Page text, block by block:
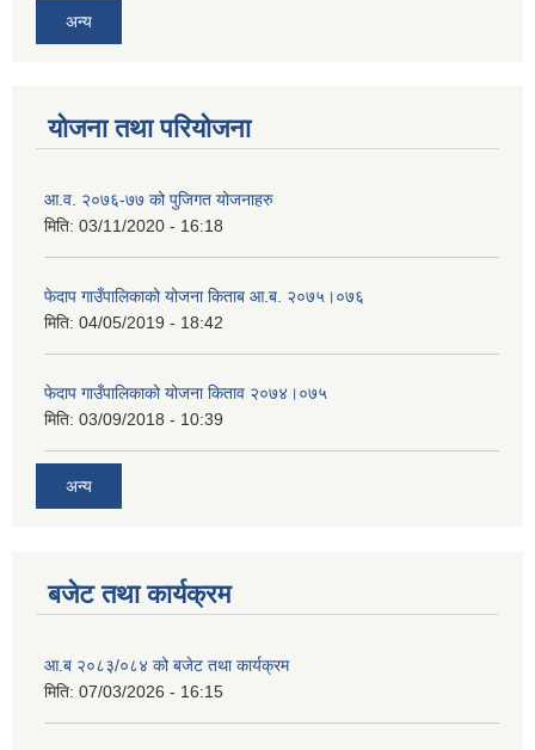
अन्य
योजना तथा परियोजना
आ.व. २०७६-७७ को पुजिगत योजनाहरु
मिति: 03/11/2020 - 16:18
फेदाप गाउँपालिकाको योजना किताब आ.ब. २०७५।०७६
मिति: 04/05/2019 - 18:42
फेदाप गाउँपालिकाको योजना किताव २०७४।०७५
मिति: 03/09/2018 - 10:39
अन्य
बजेट तथा कार्यक्रम
आ.ब २०८३/०८४ को बजेट तथा कार्यक्रम
मिति: 07/03/2026 - 16:15